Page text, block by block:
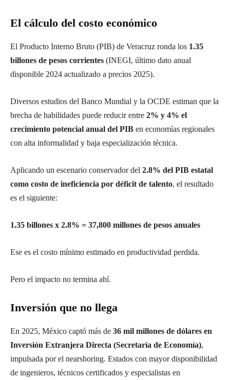
El cálculo del costo económico
El Producto Interno Bruto (PIB) de Veracruz ronda los 1.35
billones de pesos corrientes (INEGI, último dato anual
disponible 2024 actualizado a precios 2025).
Diversos estudios del Banco Mundial y la OCDE estiman que la
brecha de habilidades puede reducir entre 2% y 4% el
crecimiento potencial anual del PIB en economías regionales
con alta informalidad y baja especialización técnica.
Aplicando un escenario conservador del 2.8% del PIB estatal
como costo de ineficiencia por déficit de talento, el resultado
es el siguiente:
1.35 billones x 2.8% = 37,800 millones de pesos anuales
Ese es el costo mínimo estimado en productividad perdida.
Pero el impacto no termina ahí.
Inversión que no llega
En 2025, México captó más de 36 mil millones de dólares en
Inversión Extranjera Directa (Secretaría de Economía),
impulsada por el nearshoring. Estados con mayor disponibilidad
de ingenieros, técnicos certificados y especialistas en